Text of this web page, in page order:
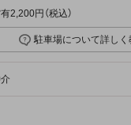
2,200円（税込）
駐車場について詳し